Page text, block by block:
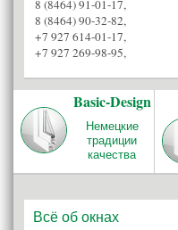
8 (8464) 91-01-17,
8 (8464) 90-32-82,
+7 927 614-01-17,
+7 927 269-98-95,
Basic-Design
Немецкие
традиции
качества
Всё об окнах